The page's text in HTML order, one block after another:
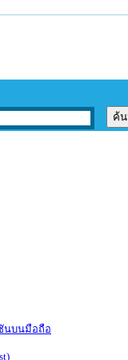
นบนมือถือ